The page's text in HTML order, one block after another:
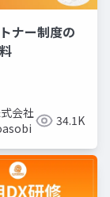
ナー制度の
会社
34.1K